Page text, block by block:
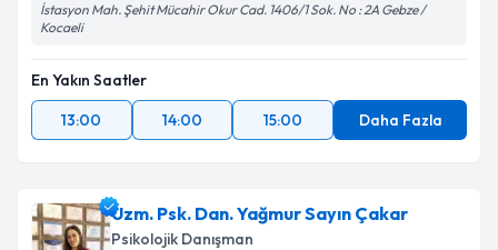
İstasyon Mah. Şehit Mücahir Okur Cad. 1406/1 Sok. No : 2A Gebze /
Kocaeli
En Yakın Saatler
13:00
14:00 15:00 Daha Fazla
Uzm. Psk. Dan. Yağmur Sayın Çakar
Psikolojik Danışman